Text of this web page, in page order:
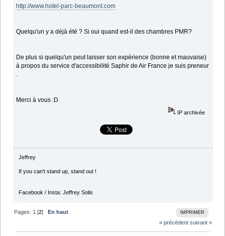
http://www.hotel-parc-beaumont.com
Quelqu'un y a déjà été ? Si oui quand est-il des chambres PMR?
De plus si quelqu'un peut laisser son expérience (bonne et mauvaise)
à propos du service d'accessibilité Saphir de Air France je suis preneur
.
Merci à vous :D
IP archivée
Jeffrey
If you can't stand up, stand out !
Facebook / Insta: Jeffrey Solis
IMPRIMER
Pages: 1 [2]En haut
« précédent suivant »